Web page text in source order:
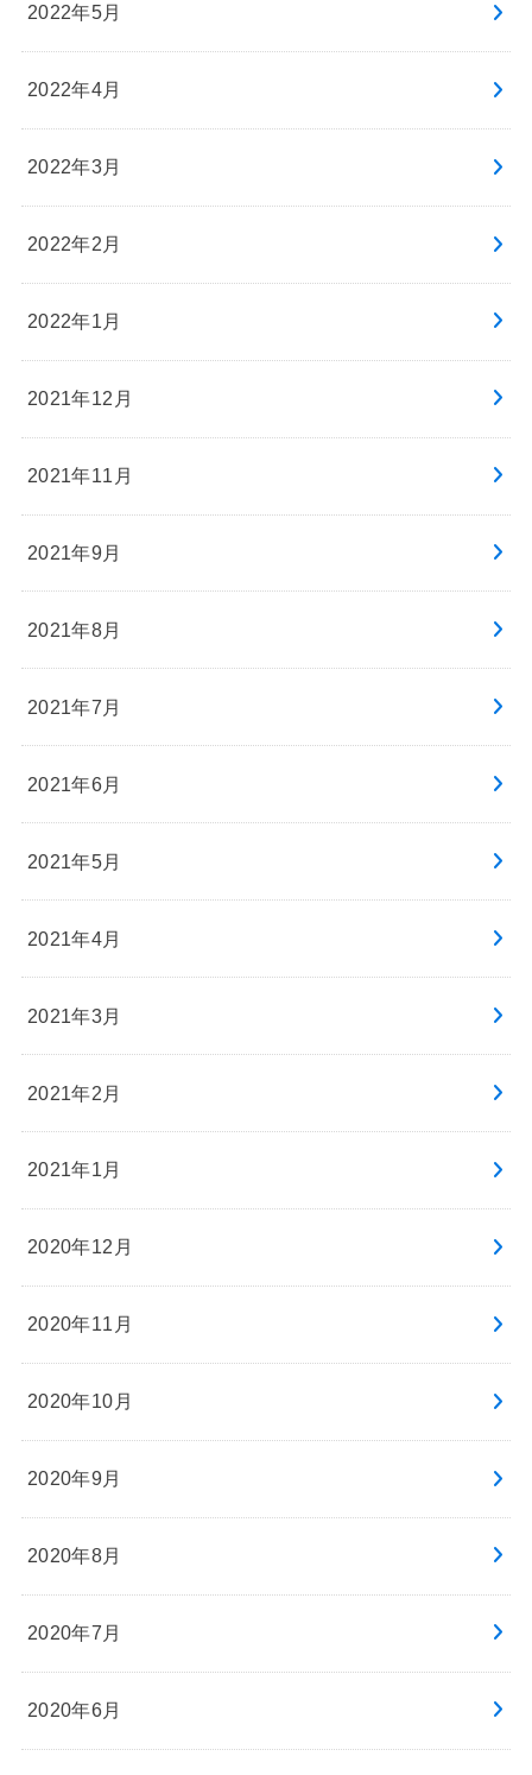
2022年5月
2022年4月
2022年3月
2022年2月
2022年1月
2021年12月
2021年11月
2021年9月
2021年8月
2021年7月
2021年6月
2021年5月
2021年4月
2021年3月
2021年2月
2021年1月
2020年12月
2020年11月
2020年10月
2020年9月
2020年8月
2020年7月
2020年6月